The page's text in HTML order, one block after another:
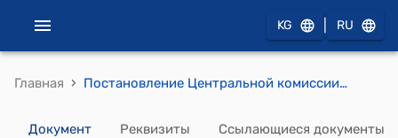
KG RU
Главная › Постановление Центральной комиссии по выборам и проведению референдумов КР от 24 октября 2025 года № 117 "Об изменении адресов некоторых избирательных участков города Бишкек, Баткенского района Баткенской области, Сузакского, Ала-Букинского и Токтогульского районов Жалал-Абадской области, Московского района Чуйской области, Ак-Суйского, Тонского, Иссык-Кульского районов Иссык-Кульской области"
Документ Реквизиты Ссылающиеся документы